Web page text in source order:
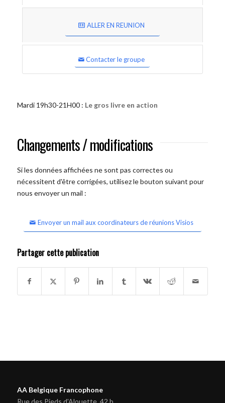
ALLER EN REUNION
Contacter le groupe
Mardi 19h30-21H00 : Le gros livre en action
Changements / modifications
Si les données affichées ne sont pas correctes ou
nécessitent d'être corrigées, utilisez le bouton suivant pour
nous envoyer un mail :
Envoyer un mail aux coordinateurs de réunions Visios
Partager cette publication
AA Belgique Francophone
Rue des Pieds d'Alouette, 42 b